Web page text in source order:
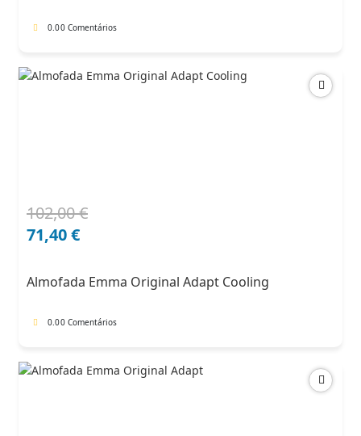
0.00 Comentários
102,00€
O
preço
102,00 €.
71,40€
O
preço
71,40 €.
Almofada Emma Original Adapt Cooling
0.00 Comentários